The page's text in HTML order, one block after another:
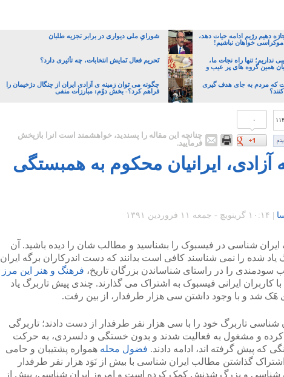
دهیم رژیم ادامه حیات دهد،
دموکراسی خواهان نباشیم!
شورایِ ملی دیواری در برابر تجزیه طلبان
تنها راه نجات ما،
همین گروه های پر عیب و
تَحریم فعال نَمایش انتخابات، چه تأثیری دارد؟
که مردم به جای هدف گیری
چگونه می توان زمینه ی آزادی ایران از چنگال دژخیمان را
فراهم کرد؟- بخش دوّم: مبارزات منفی
۰
چنانچه این مقاله را پسندید، خواهشمند است آنرا بازپخش
فرمایید.
آزادی، ایرانیان محکوم به همبستگی
۱۰:۱۴ گرينويچ - جمعه ۱۱ فروردین ۱۳۹۱
ایران شناسی در فیسبوک را بشناسید و مطالب شان را دیده باشید. آن
یاد شده را نمی شناسند کافی است بدانند که دست اندرکاران برگه ایران
را در راستای شناساندن بزرگان تاریخ، فرهنگ و هنر این مرز
کاربران ایرانی فیسبوک به اشتراک می گذارند. چندی پیش تاربرگ یاد
هَک شد و با وجود داشتن سی هزار طرفدار، از بین رفت.
شناسی تاربرگ خود را با سی هزار نفر طرفدار از دست دادند؛ تاربرگی
کرده و مشغول به فعالیت شدند و بدون خستگی و دلسردی، به حرکت
که پیش گرفته اند، ادامه دادند. فضول محله همواره پشتیبان و حامی
اشتراک گذاشتن مطالب ایران شناسی با بیش از نَوَد هزار نفر طرفدار
شناسی و بزرگ شدنش کمک کرده است و امروز ایران شناسی، بیش از